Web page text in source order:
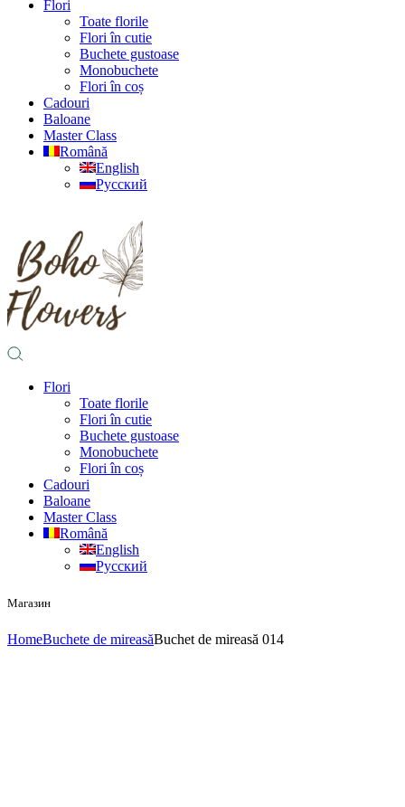
Flori
Toate florile
Flori în cutie
Buchete gustoase
Monobuchete
Flori în coș
Cadouri
Baloane
Master Class
Română
English
Русский
Flori
Toate florile
Flori în cutie
Buchete gustoase
Monobuchete
Flori în coș
Cadouri
Baloane
Master Class
Română
English
Русский
Магазин
HomeBuchete de mireasăBuchet de mireasă 014